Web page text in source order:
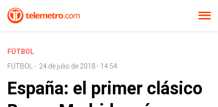
FÚTBOL
FÚTBOL
- 24 de julio de 2018 - 14:54
España: el primer clásico